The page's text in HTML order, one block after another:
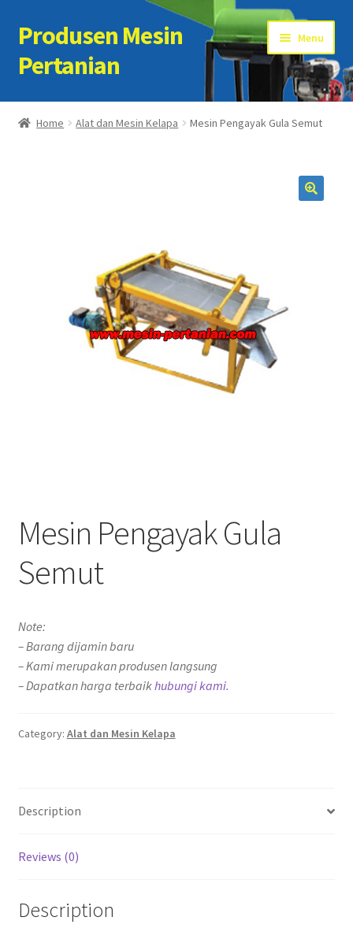
Skip
to
navigation
Skip
to
content
Produsen Mesin
Pertanian
Menu
Home
My account
Home Alat dan Mesin Kelapa Mesin Pengayak Gula Semut
Mesin Pengayak Gula
Semut
Note:
– Barang dijamin baru
– Kami merupakan produsen langsung
– Dapatkan harga terbaikhubungi kami.
Category: Alat dan Mesin Kelapa
Description
Reviews (0)
Description